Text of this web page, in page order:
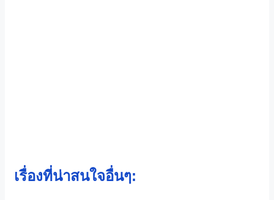
เรื่องที่น่าสนใจอื่นๆ: